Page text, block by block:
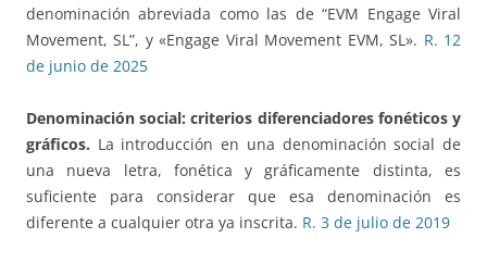
denominación abreviada como las de “EVM Engage Viral
Movement, SL”, y «Engage Viral Movement EVM, SL». R. 12
de junio de 2025
Denominación social: criterios diferenciadores fonéticos y
gráficos. La introducción en una denominación social de
una nueva letra, fonética y gráficamente distinta, es
suficiente para considerar que esa denominación es
diferente a cualquier otra ya inscrita. R. 3 de julio de 2019